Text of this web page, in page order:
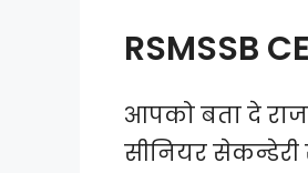
RSMSSB
आपको बता दे
सीनियर